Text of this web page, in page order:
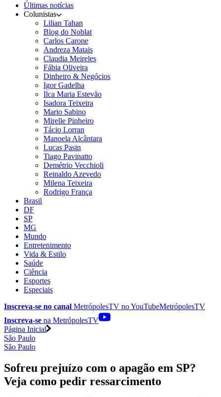
Últimas notícias
Colunistas
Lilian Tahan
Blog do Noblat
Carlos Carone
Andreza Matais
Claudia Meireles
Fábia Oliveira
Dinheiro & Negócios
Igor Gadelha
Ilca Maria Estevão
Isadora Teixeira
Mario Sabino
Mirelle Pinheiro
Tácio Lorran
Manoela Alcântara
Lucas Pasin
Tiago Pavinatto
Demétrio Vecchioli
Reinaldo Azevedo
Milena Teixeira
Rodrigo França
Brasil
DF
SP
MG
Mundo
Entretenimento
Vida & Estilo
Saúde
Ciência
Esportes
Especiais
Inscreva-se no canal MetrópolesTV noYouTubeMetrópolesTV
Inscreva-se na MetrópolesTV
Página Inicial
São Paulo
São Paulo
Sofreu prejuízo com o apagão em SP?
Veja como pedir ressarcimento